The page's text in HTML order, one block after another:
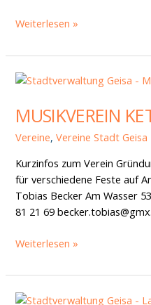
Weiterlesen »
MUSIKVEREIN
Vereine,Vereine Stadt Geisa
Kurzinfos zum Verein
für verschiedene Feste auf
Tobias Becker Am Wasser
81 21 69
Musikverein
e.V.
Weiterlesen »
Landfrauenverein